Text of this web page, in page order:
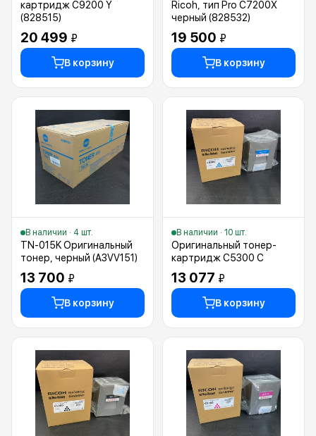
картридж C9200 Y
(828515)
20 499 ₽
В корзину
Ricoh, тип Pro C7200X
черный (828532)
19 500 ₽
В корзину
В наличии · 4 шт.
TN-015K Оригинальный
тонер, черный (A3VV151)
13 700 ₽
В корзину
В наличии · 10 шт.
Оригинальный тонер-
картридж C5300 C
13 077 ₽
В корзину